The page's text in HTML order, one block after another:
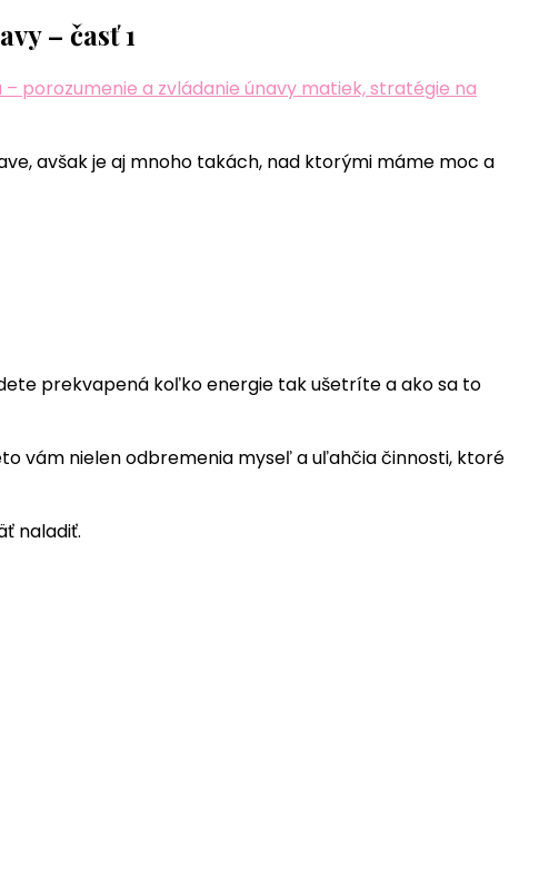
– časť 1
– porozumenie a zvládanie únavy matiek, stratégie na
avšak je aj mnoho takách, nad ktorými máme moc a
prekvapená koľko energie tak ušetríte a ako sa to
vám nielen odbremenia myseľ a uľahčia činnosti, ktoré
naladiť.